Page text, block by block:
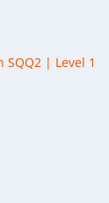
| Level 1